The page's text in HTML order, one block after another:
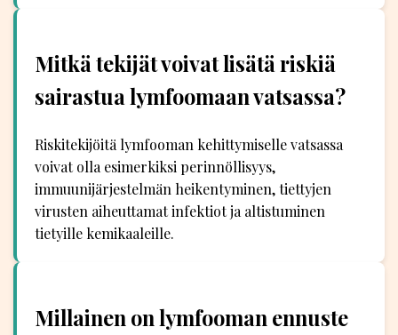
Mitkä tekijät voivat lisätä riskiä
sairastua lymfoomaan vatsassa?
Riskitekijöitä lymfooman kehittymiselle vatsassa
voivat olla esimerkiksi perinnöllisyys,
immuunijärjestelmän heikentyminen, tiettyjen
virusten aiheuttamat infektiot ja altistuminen
tietyille kemikaaleille.
Millainen on lymfooman ennuste